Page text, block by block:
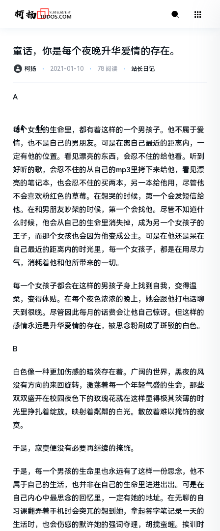
童话，你是每个夜晚升华爱情的存在。
柯扬 ⋅ 2021-01-10 ⋅ 78 阅读 ⋅ 站长日记
A
每个女生的生命里，都有着这样的一个男孩子。他不属于爱
情，也不是自己的男朋友。可是在离自己最近的距离内，一
定有他的位置。看见漂亮的东西，会忍不住的给他看。听到
好听的歌，会忍不住的从自己的mp3里拷下来给他，看见漂
亮的笔记本，也会忍不住的买两本，另一本给他用，尽管他
不会喜欢粉红色的草莓。在想哭的时候，第一个会发短信给
他。在和男朋友吵架的时候，第一个会找他。尽管不知道什
么时候，他会从自己的生命里消失掉，成为另一个女孩子的
王子，而那个女孩也会因为他变成公主。可是在他还是呆在
自己最近的距离内的时光里，每一个女孩子，都是在用尽力
气，消耗着他和他所带来的一切。
每一个女孩子都会在这样的男孩子身上找到自我，变得温
柔，变得体贴。在每个夜色浓浓的晚上，她会跟他打电话聊
天到很晚。尽管因此每月的话费会让他自己惊讶。但这样的
感情永远是升华爱情的存在，被思念粉刷成了斑驳的白色。
B
白色像一种更加伤感的暗淡存在着。广阔的世界，黑夜的风
没有方向的来回旋转，激荡着每一个年轻气盛的生命，那些
双双盛开在校园夜色下的玫瑰花就在这样显得极其淡薄的时
光里挣扎着绽放。映射着粼粼的白光。散放着难以掩饰的寂
寞。
于是，寂寞便没有必要再继续的掩饰。
于是，每一个男孩的生命里也永远有了这样一份思念，他不
属于自己的生活，也并非在自己的生命里进进出出。可是在
自己内心中最思念的回忆里，一定有她的地址。在无聊的自
习课翻弄着手机时会突兀的想到她，拿起签字笔记录一天的
生活时，也会伤感的默许她的强词夺理，胡搅蛮缠。挨训时